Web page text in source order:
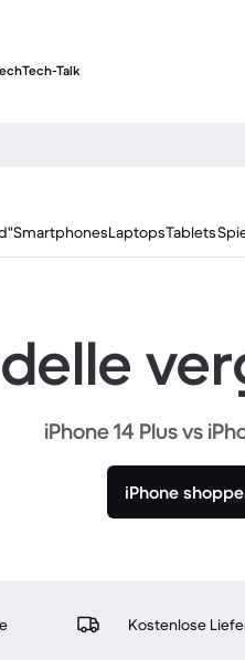
Tech-Talk
SmartphonesLaptopsTablets
iPhone 14 Plus vs
iPhone
Kostenlose